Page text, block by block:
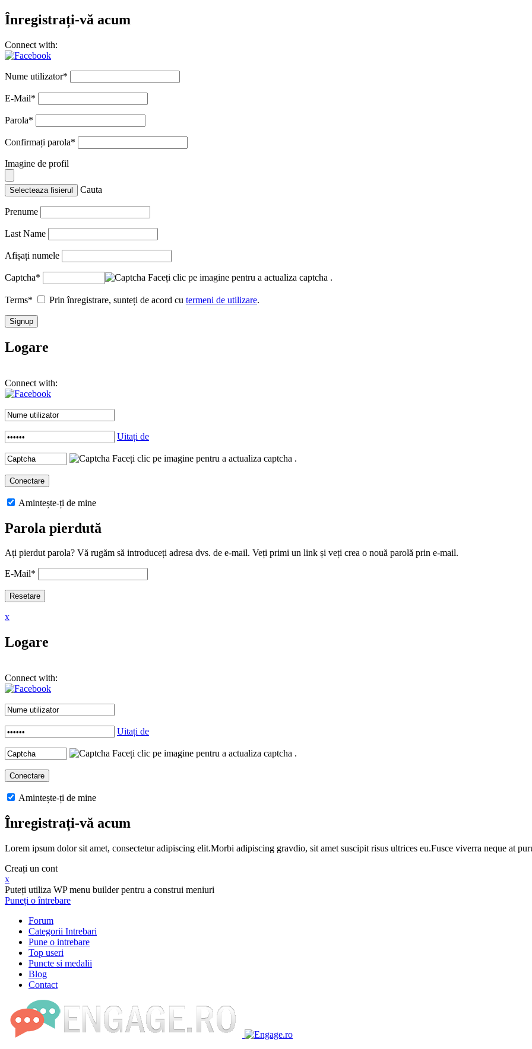
Înregistrați-vă acum
Connect with:
Nume utilizator*
E-Mail*
Parola*
Confirmați parola*
Imagine de profil
Selecteaza fisierul Cauta
Prenume
Last Name
Afișați numele
Captcha* Faceți clic pe imagine pentru a actualiza captcha .
Terms* Prin înregistrare, sunteți de acord cu termeni de utilizare.
Logare
Connect with:
Uitați de
Faceți clic pe imagine pentru a actualiza captcha .
Amintește-ți de mine
Parola pierdută
Ați pierdut parola? Vă rugăm să introduceți adresa dvs. de e-mail. Veți primi un link și veți crea o nouă parolă prin e-mail.
E-Mail*
x
Logare
Connect with:
Uitați de
Faceți clic pe imagine pentru a actualiza captcha .
Amintește-ți de mine
Înregistrați-vă acum
Lorem ipsum dolor sit amet, consectetur adipiscing elit.Morbi adipiscing gravdio, sit amet suscipit risus ultrices eu.Fusce viverra neque at
Creați un cont
x
Puteți utiliza WP menu builder pentru a construi meniuri
Puneți o întrebare
Forum
Categorii Intrebari
Pune o intrebare
Top useri
Puncte si medalii
Blog
Contact